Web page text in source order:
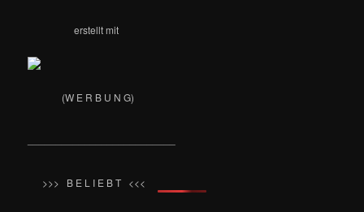
erstellt mit
(W E R B U N G)
>>> B E L I E B T <<<